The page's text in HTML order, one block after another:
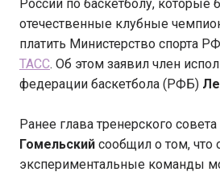
России по баскетболу, которые
отечественные клубные
платить Министерство спорта
ТАСС. Об этом заявил член
федерации баскетбола (РФБ)
Ранее глава тренерского
Гомельский сообщил о том, что
экспериментальные команды